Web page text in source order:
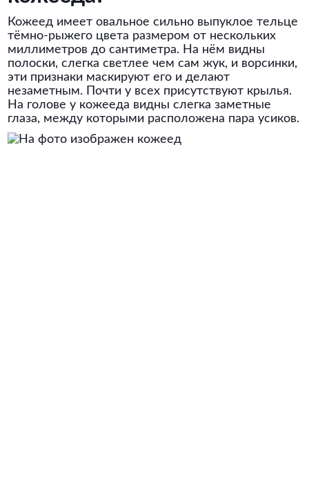
Кожеед имеет овальное сильно выпуклое тельце
тёмно-рыжего цвета размером от нескольких
миллиметров до сантиметра. На нём видны
полоски, слегка светлее чем сам жук, и ворсинки,
эти признаки маскируют его и делают
незаметным. Почти у всех присутствуют крылья.
На голове у кожееда видны слегка заметные
глаза, между которыми расположена пара усиков.